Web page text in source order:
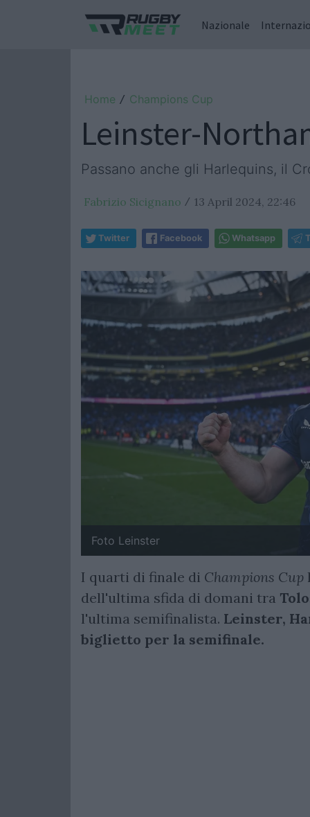
Nazionale
Home / Champions Cup
Leinster-
Passano anche gli Harlequins, il
Fabrizio Sicignano / 13 April 2024, 22:46
Twitter Facebook Whatsapp
Foto Leinster
I quarti di finale di Champions Cup
dell'ultima sfida di domani tra
l'ultima semifinalista. Leinster,
biglietto per la semifinale.